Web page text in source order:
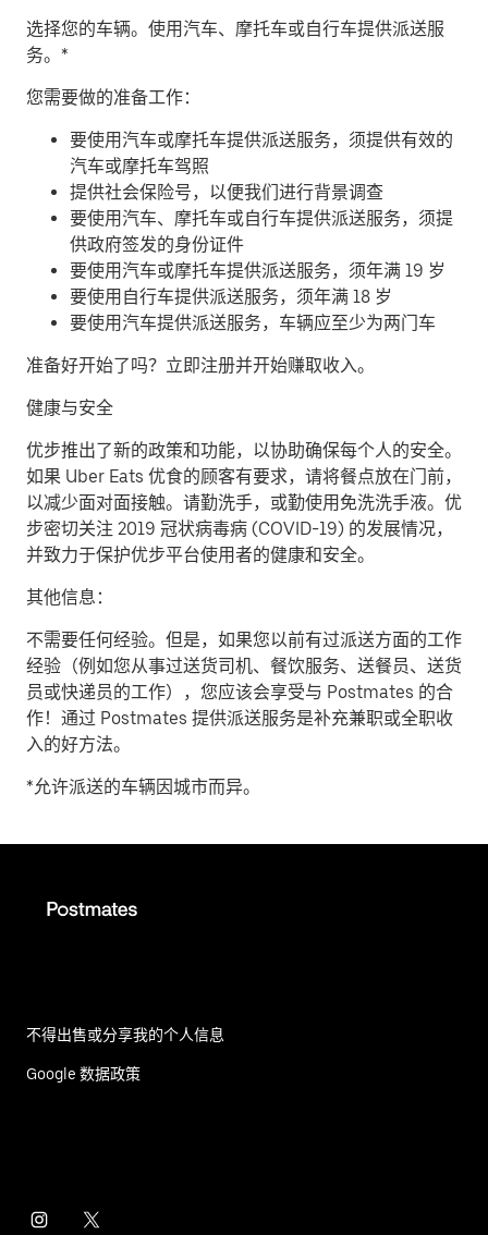
​选择您的车辆。使用汽车、摩托车或自行车提供派送服
务。*
您需要做的准备工作：
要使用汽车或摩托车提供派送服务，须提供有效的
汽车或摩托车驾照
提供社会保险号，以便我们进行背景调查
要使用汽车、摩托车或自行车提供派送服务，须提
供政府签发的身份证件
要使用汽车或摩托车提供派送服务，须年满 19 岁
要使用自行车提供派送服务，须年满 18 岁
要使用汽车提供派送服务，车辆应至少为两门车
准备好开始了吗？立即注册并开始赚取收入。
健康与安全
优步推出了新的政策和功能，以协助确保每个人的安全。
如果 Uber Eats 优食的顾客有要求，请将餐点放在门前，
以减少面对面接触。请勤洗手，或勤使用免洗洗手液。优
步密切关注 2019 冠状病毒病 (COVID-19) 的发展情况，
并致力于保护优步平台使用者的健康和安全。
其他信息：
不需要任何经验。但是，如果您以前有过派送方面的工作
经验（例如您从事过送货司机、餐饮服务、送餐员、送货
员或快递员的工作），您应该会享受与 Postmates 的合
作！通过 Postmates 提供派送服务是补充兼职或全职收
入的好方法。
*允许派送的车辆因城市而异。
不得出售或分享我的个人信息
Google 数据政策